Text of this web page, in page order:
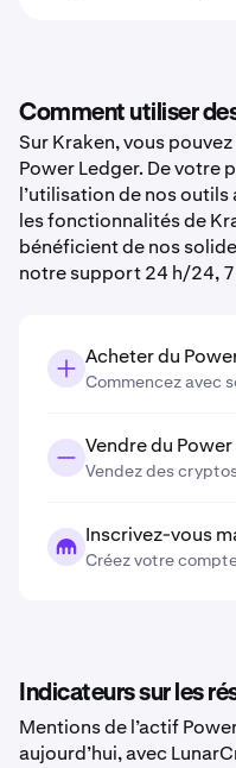
Comment utiliser
Sur Kraken, vous
Power Ledger. De votre
l’utilisation de nos
les fonctionnalités de
bénéficient de nos
notre support 24 h/24,
Acheter du
Commencez avec
Vendre du
Vendez des
Inscrivez-vous
Créez votre
Indicateurs sur les
Mentions de l’actif
aujourd’hui, avec